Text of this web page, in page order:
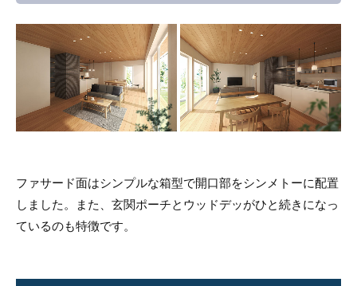
ファサード面はシンプルな箱型で開口部をシンメトーに配置
しました。また、玄関ポーチとウッドデッがひと続きになっ
ているのも特徴です。